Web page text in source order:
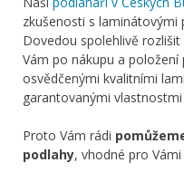
zkušenosti s
Dovedou spolehlivě
Vám po nákupu a
osvědčenými kvalitními
garantovanými vlastnostmi
Proto Vám rádi
podlahy, vhodné pro